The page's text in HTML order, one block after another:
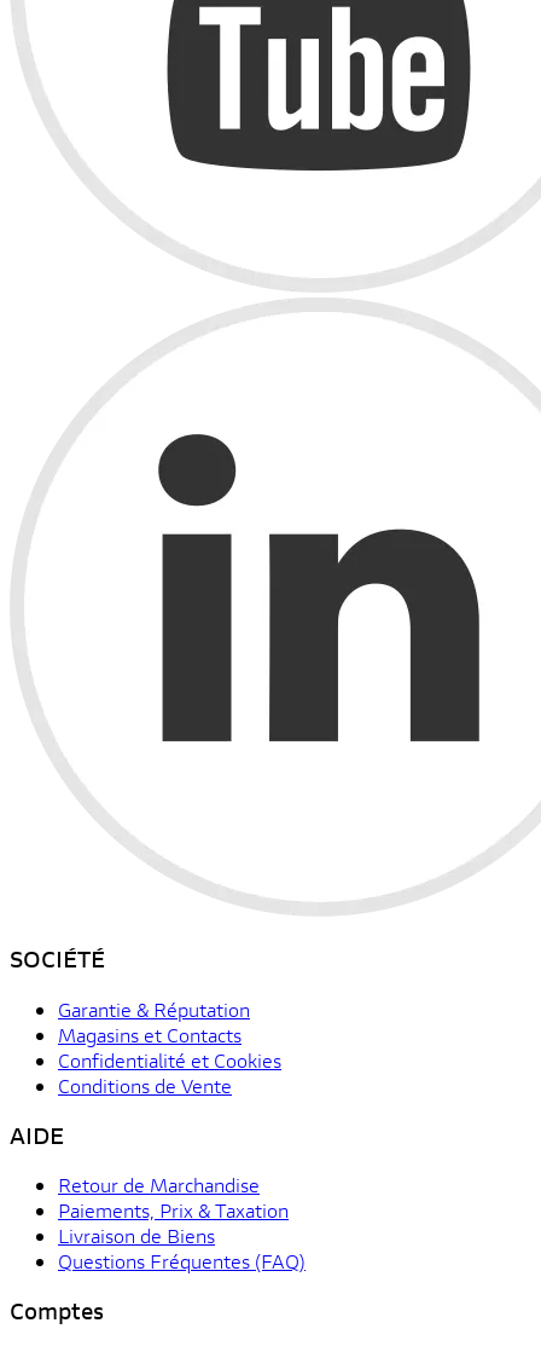
SOCIÉTÉ
Garantie & Réputation
Magasins et Contacts
Confidentialité et Cookies
Conditions de Vente
AIDE
Retour de Marchandise
Paiements, Prix & Taxation
Livraison de Biens
Questions Fréquentes (FAQ)
Comptes